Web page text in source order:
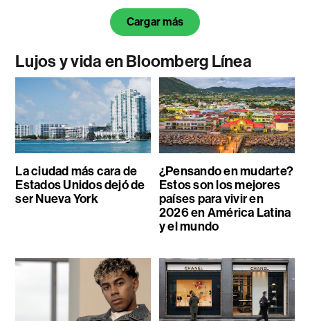
Cargar más
Lujos y vida en Bloomberg Línea
La ciudad más cara de
Estados Unidos dejó de
ser Nueva York
¿Pensando en mudarte?
Estos son los mejores
países para vivir en
2026 en América Latina
y el mundo